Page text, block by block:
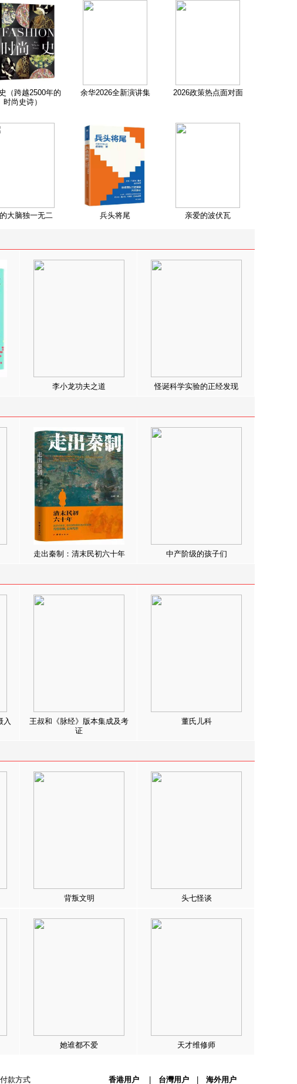
（跨越2500年的
时尚史诗）
余华2026全新演讲集 2026政策热点面对面
大脑独一无二 兵头将尾 亲爱的波伏瓦
李小龙功夫之道 怪诞科学实验的正经发现
走出秦制：清末民初六十年 中产阶级的孩子们
入
王叔和《脉经》版本集成及考
证
董氏儿科
背叛文明 头七怪谈
她谁都不爱 天才维修师
付款方式 香港用户| 台灣用户| 海外用户